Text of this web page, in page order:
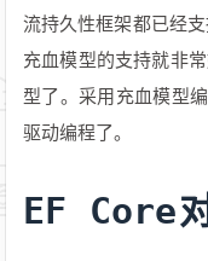
流持久性框架都已经
充血模型的支持就非
型了。采用充血模型
驱动编程了。
EF Core